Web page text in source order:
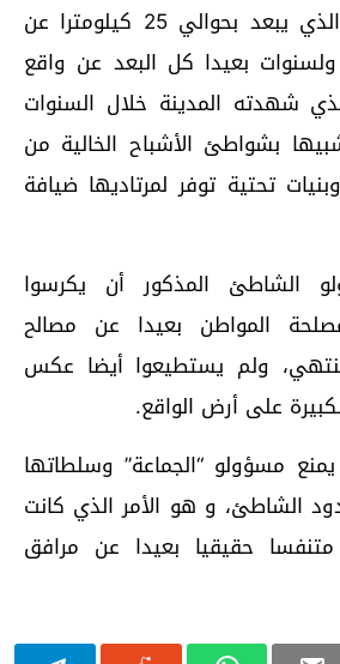
شاطئ “فم الواد” الذي يبعد بحوالي 25 كيلومترا عن
بعيدا كل البعد عن واقع
شهدته المدينة خلال السنوات
بشواطئ الأشباح الخالية من
تحتية توفر لمرتاديها ضيافة
الشاطئ المذكور أن يكرسوا
المواطن بعيدا عن مصالح
ولم يستطيعوا أيضا عكس
على أرض الواقع.
مسؤولو “الجماعة” وسلطاتها
الشاطئ، و هو الأمر الذي كانت
حقيقيا بعيدا عن مرافق